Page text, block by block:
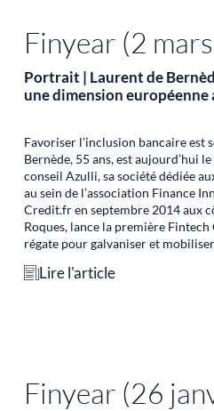
Finyear (2
Portrait | Laurent de
une dimension européenne
Favoriser l’inclusion bancaire est
Bernède, 55 ans, est aujourd’hui
conseil Azulli, sa société dédiée
au sein de l’association Finance
Credit.fr en septembre 2014 aux
Roques, lance la première Fintech
régate pour galvaniser et
Lire l'article
Finyear (26